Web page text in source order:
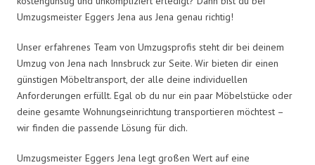
Umzugsmeister Eggers Jena aus Jena genau richtig!
Unser erfahrenes Team von Umzugsprofis steht dir bei deinem
Umzug von Jena nach Innsbruck zur Seite. Wir bieten dir einen
günstigen Möbeltransport, der alle deine individuellen
Anforderungen erfüllt. Egal ob du nur ein paar Möbelstücke oder
deine gesamte Wohnungseinrichtung transportieren möchtest –
wir finden die passende Lösung für dich.
Umzugsmeister Eggers Jena legt großen Wert auf eine